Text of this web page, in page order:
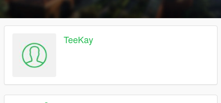
TeeKay